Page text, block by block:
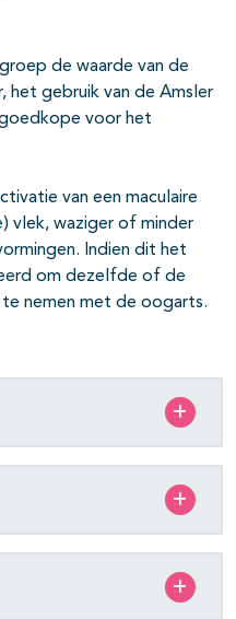
de waarde van de
het gebruik van de Amsler
voor het
van een maculaire
vlek, waziger of minder
Indien dit het
om dezelfde of de
nemen met de oogarts.